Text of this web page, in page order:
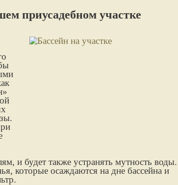
приусадебном участке
и будет также устранять мутность воды.
которые осаждаются на дне бассейна и